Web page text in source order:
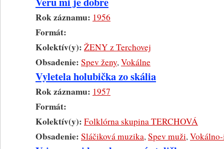
Rok záznamu: 1956
Formát:
Kolektív(y): ŽENY z Terchovej
Obsadenie: Spev ženy,Vokálne
Vyletela holubička zo skália
Rok záznamu: 1957
Formát:
Kolektív(y): Folklórna skupina TERCHOVÁ
Obsadenie: Sláčiková muzika,Spev muži,